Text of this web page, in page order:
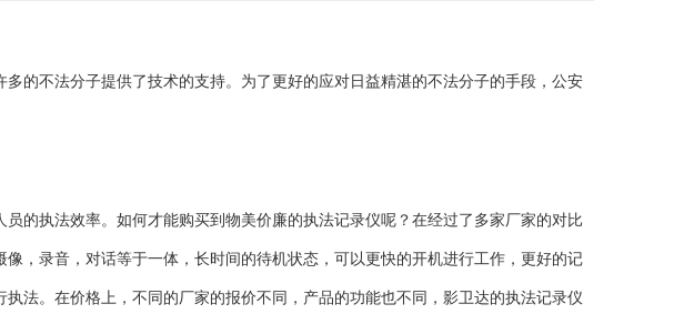
的不法分子提供了技术的支持。为了更好的应对日益精湛的不法分子的手段，公安
的执法效率。如何才能购买到物美价廉的执法记录仪呢？在经过了多家厂家的对比
像，录音，对话等于一体，长时间的待机状态，可以更快的开机进行工作，更好的记
法。在价格上，不同的厂家的报价不同，产品的功能也不同，影卫达的执法记录仪